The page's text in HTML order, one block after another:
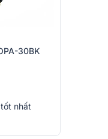
30BK
nhất